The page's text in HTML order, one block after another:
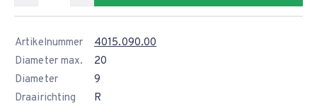
Artikelnummer
4015.090.00
Diameter max.
20
Diameter
9
Draairichting
R